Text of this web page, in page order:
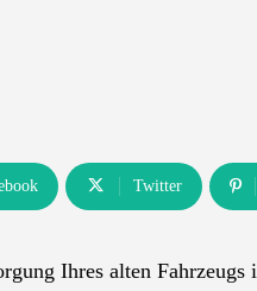
Twitter
Ihres alten